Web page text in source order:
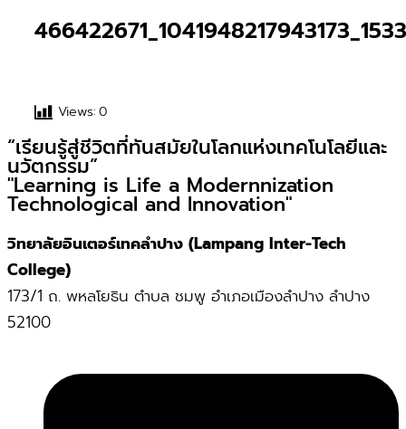
Views:0
“เรียนรู้สู่ชีวิตที่ทันสมัยในโลกแห่งเทคโนโลยีและ
นวัตกรรม”
"Learning is Life a Modernnization
Technological and Innovation"
วิทยาลัยอินเตอร์เทคลำปาง (Lampang Inter-Tech
College)
173/1 ถ. พหลโยธิน ตำบล ชมพู อำเภอเมืองลำปาง ลำปาง
52100